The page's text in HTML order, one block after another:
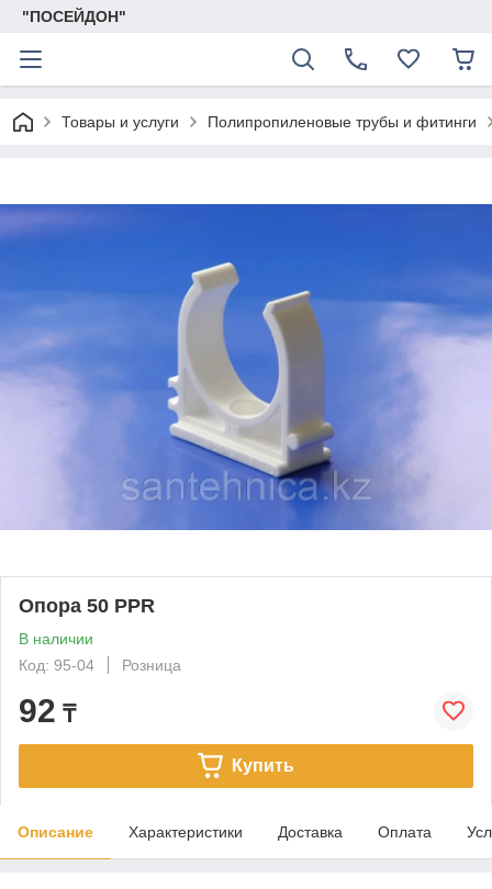
"ПОСЕЙДОН"
Товары и услуги Полипропиленовые трубы и фитинги
Опора 50 PPR
В наличии
Код: 95-04
Розница
92 ₸
Купить
Описание Характеристики Доставка Оплата